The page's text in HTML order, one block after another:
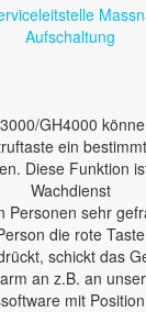
GH4000
ein
Diese Funktion
Wachdienst
Personen sehr
die rote Taste
schickt das
an z.B. an
mit